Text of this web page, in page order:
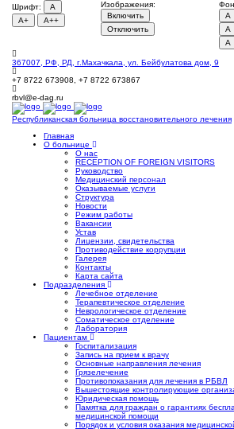
Шрифт:
A
A+
A++
Изображения:
Включить
Отключить
A
A
A
367007, РФ, РД, г.Махачкала, ул. Бейбулатова дом, 9
+7 8722 673908, +7 8722 673867
rbvl@e-dag.ru
Республиканская больница восстановительного лечения
Главная
О больнице
О нас
RECEPTION OF FOREIGN VISITORS
Руководство
Медицинский персонал
Оказываемые услуги
Структура
Новости
Режим работы
Вакансии
Устав
Лицензии, свидетельства
Противодействие коррупции
Галерея
Контакты
Карта сайта
Подразделения
Лечебное отделение
Терапевтическое отделение
Неврологическое отделение
Соматическое отделение
Лаборатория
Пациентам
Госпитализация
Запись на прием к врачу
Основные направления лечения
Грязелечение
Противопоказания для лечения в РБВЛ
Вышестоящие контролирующие
Юридическая помощь
Памятка для граждан о гарантиях
медицинской помощи
Порядок и условия оказания